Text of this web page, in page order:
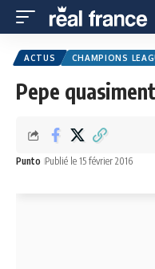
ACTUS CHAMPIONS
Pepe
Punto Publié le 15 février 2016